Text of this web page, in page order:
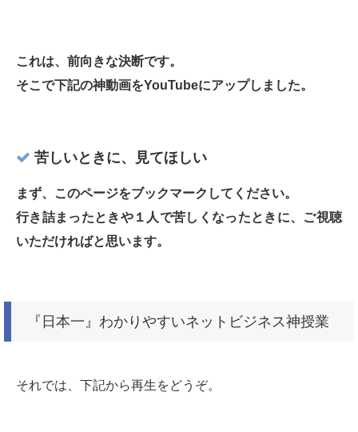
これは、前向きな決断です。
そこで下記の神動画をYouTubeにアップしました。
苦しいときに、見てほしい
まず、このページをブックマークしてください。
行き詰まったときや１人で苦しくなったときに、ご視聴
いただければと思います。
『日本一』わかりやすいネットビジネス神授業
それでは、下記から再生をどうぞ。